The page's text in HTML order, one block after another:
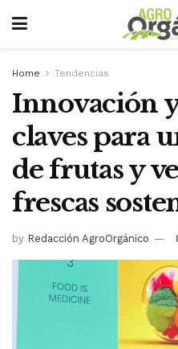
Home Tendencias
Innovación
claves para
de frutas y
frescas
by Redacción AgroOrgánico